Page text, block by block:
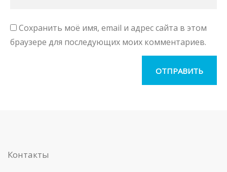
Сохранить моё имя, email и адрес сайта в этом
браузере для последующих моих комментариев.
Контакты